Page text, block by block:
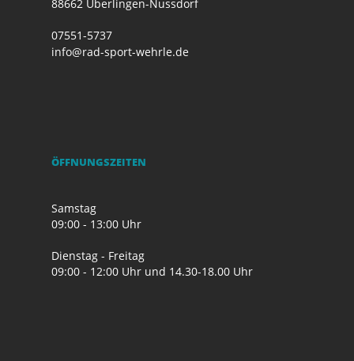
88662 Überlingen-Nussdorf
07551-5737
info@rad-sport-wehrle.de
ÖFFNUNGSZEITEN
Samstag
09:00 - 13:00 Uhr
Dienstag - Freitag
09:00 - 12:00 Uhr und 14.30-18.00 Uhr